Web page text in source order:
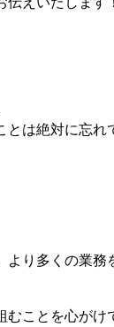
は絶対に忘れ
り多くの業務
ことを心がけ